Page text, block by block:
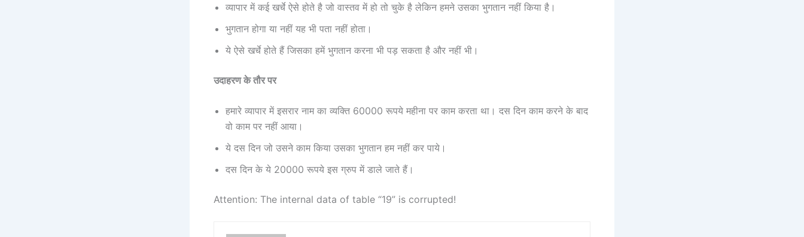
व्यापार में कई खर्चे ऐसे होते है जो वास्तव में हो तो चुके है लेकिन हमने उसका भुगतान नहीं किया है।
भुगतान होगा या नहीं यह भी पता नहीं होता।
ये ऐसे खर्चे होते हैं जिसका हमें भुगतान करना भी पड़ सकता है और नहीं भी।
उदाहरण के तौर पर
हमारे व्यापार में इसरार नाम का व्यक्ति 60000 रूपये महीना पर काम करता था। दस दिन काम करने के बाद
वो काम पर नहीं आया।
ये दस दिन जो उसने काम किया उसका भुगतान हम नहीं कर पाये।
दस दिन के ये 20000 रूपये इस ग्रुप में डाले जाते हैं।
Attention: The internal data of table “19” is corrupted!